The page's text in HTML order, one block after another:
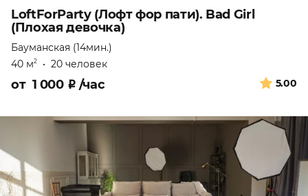
LoftForParty (Лофт фор пати). Bad Girl
(Плохая девочка)
Бауманская (14мин.)
40 м2 • 20 человек
5.00
от 1 000 ₽ /час